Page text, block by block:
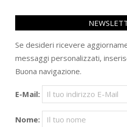
Se desideri ricevere
messaggi personalizzati,
Buona navigazione.
E-Mail:
Nome: